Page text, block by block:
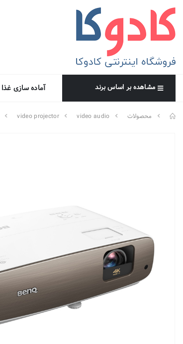
مشاهده بر اساس برند آماده سازی غذا
محصولات video audio
video projector